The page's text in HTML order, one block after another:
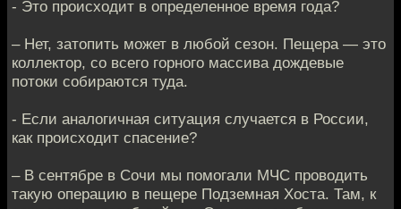
- Это происходит в определенное время года?
– Нет, затопить может в любой сезон. Пещера — это
коллектор, со всего горного массива дождевые
потоки собираются туда.
- Если аналогичная ситуация случается в России,
как происходит спасение?
– В сентябре в Сочи мы помогали МЧС проводить
такую операцию в пещере Подземная Хоста. Там, к